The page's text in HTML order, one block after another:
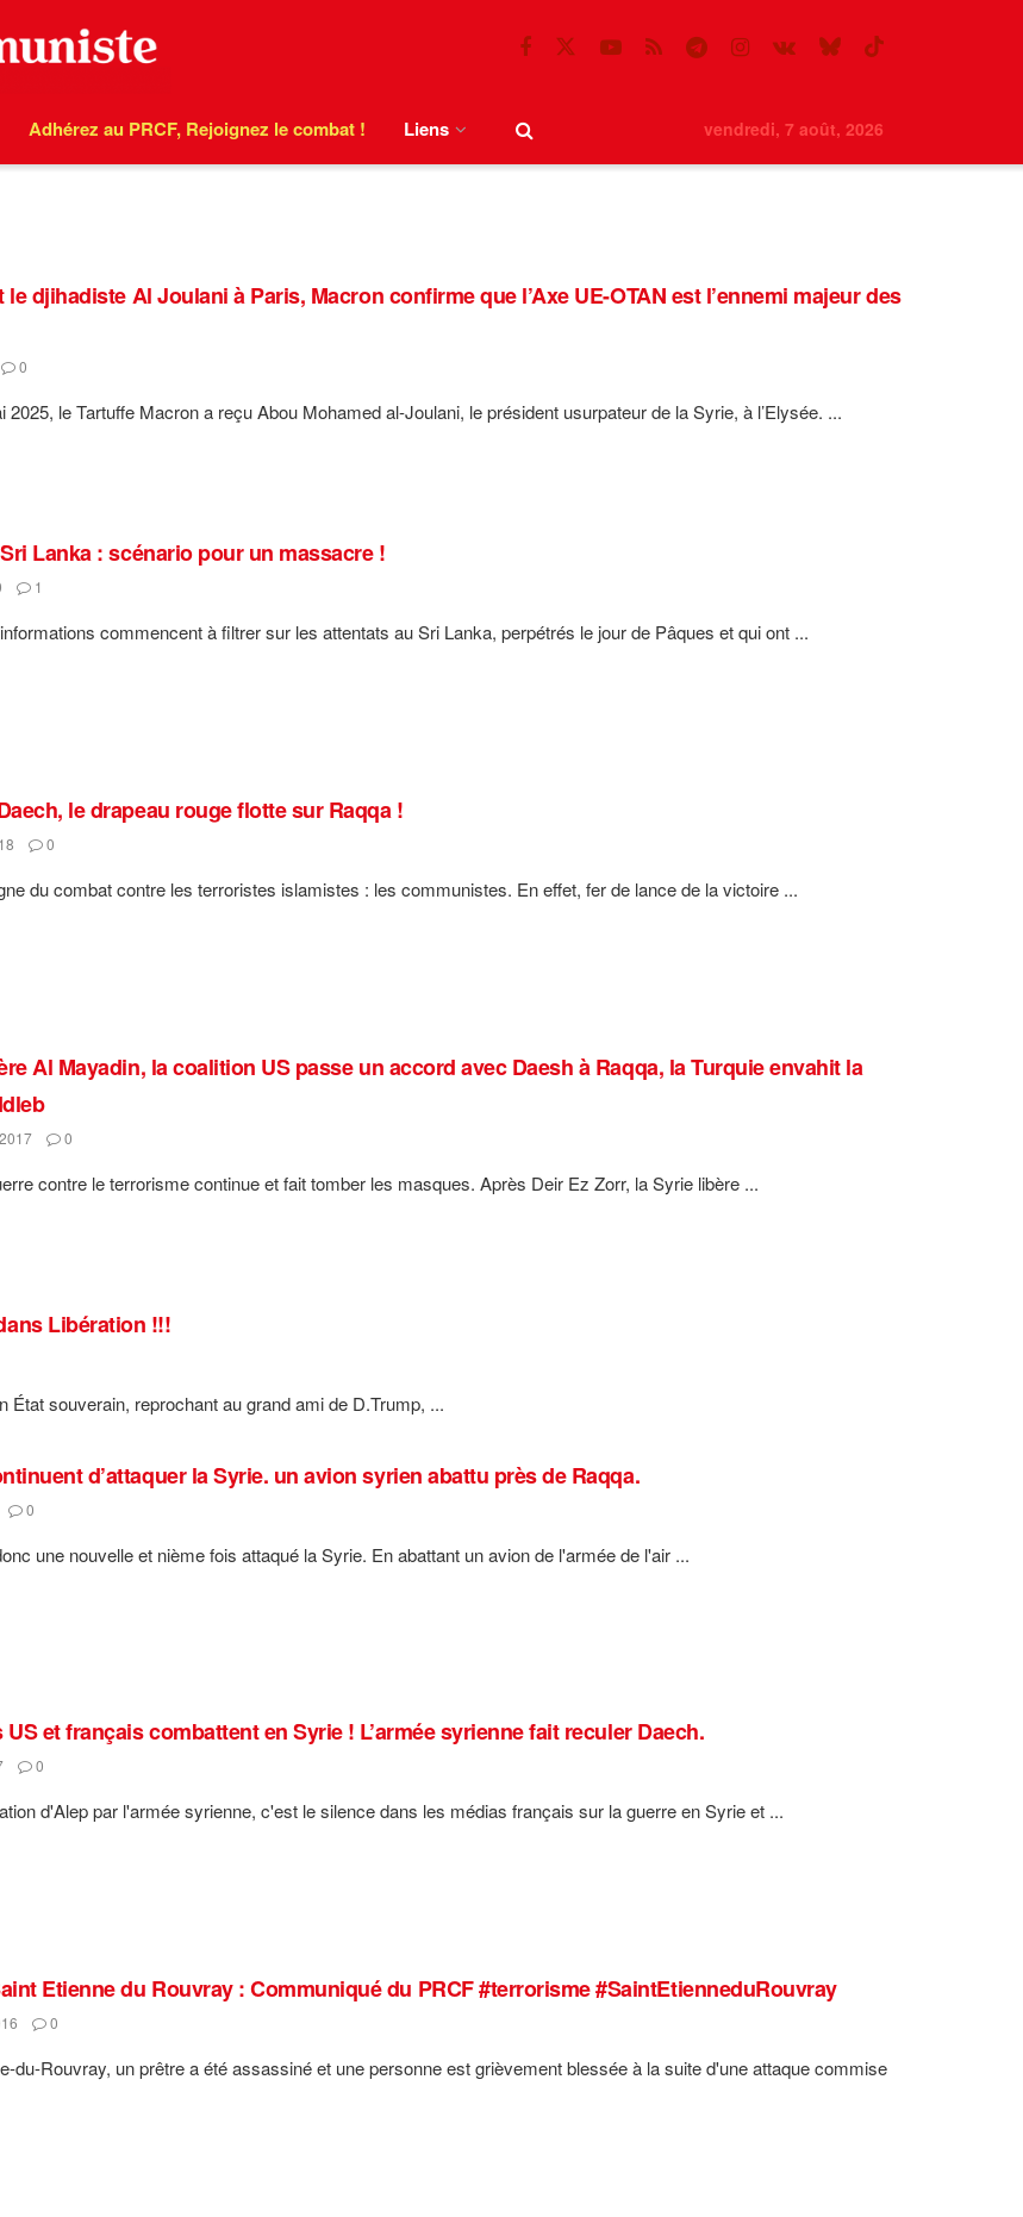
Adhérez au PRCF, Rejoignez le combat ! Liens vendredi, 7 août, 2026
le djihadiste Al Joulani à Paris, Macron confirme que l’Axe UE-OTAN est l’ennemi majeur des
0
2025, le Tartuffe Macron a reçu Abou Mohamed al-Joulani, le président usurpateur de la Syrie, à l’Elysée. ...
Lanka : scénario pour un massacre !
1
commencent à filtrer sur les attentats au Sri Lanka, perpétrés le jour de Pâques et qui ont ...
le drapeau rouge flotte sur Raqqa !
0
du combat contre les terroristes islamistes : les communistes. En effet, fer de lance de la victoire ...
Al Mayadin, la coalition US passe un accord avec Daesh à Raqqa, la Turquie envahit la
0
contre le terrorisme continue et fait tomber les masques. Après Deir Ez Zorr, la Syrie libère ...
Libération !!!
État souverain, reprochant au grand ami de D.Trump, ...
d’attaquer la Syrie. un avion syrien abattu près de Raqqa.
0
une nouvelle et nième fois attaqué la Syrie. En abattant un avion de l'armée de l'air ...
et français combattent en Syrie ! L’armée syrienne fait reculer Daech.
0
d'Alep par l'armée syrienne, c'est le silence dans les médias français sur la guerre en Syrie et ...
Etienne du Rouvray : Communiqué du PRCF #terrorisme #SaintEtienneduRouvray
0
du-Rouvray, un prêtre a été assassiné et une personne est grièvement blessée à la suite d'une attaque commise